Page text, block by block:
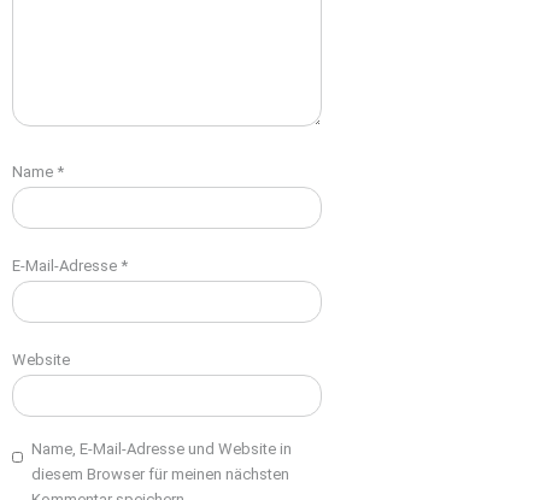
Name *
E-Mail-Adresse *
Website
Name, E-Mail-Adresse und Website in
diesem Browser für meinen nächsten